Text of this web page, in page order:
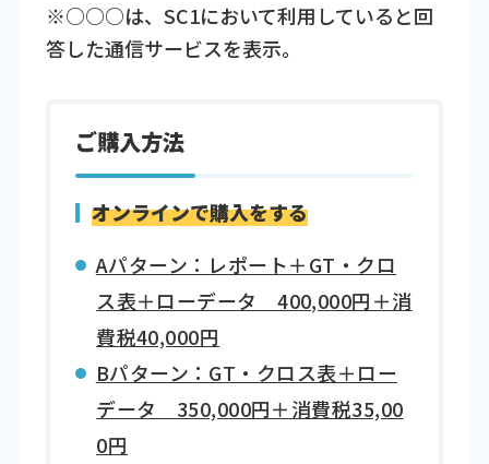
※○○○は、SC1において利用していると回
答した通信サービスを表示。
ご購入方法
オンラインで購入をする
Aパターン：レポート＋GT・クロ
ス表＋ローデータ 400,000円＋消
費税40,000円
Bパターン：GT・クロス表＋ロー
データ 350,000円＋消費税35,00
0円